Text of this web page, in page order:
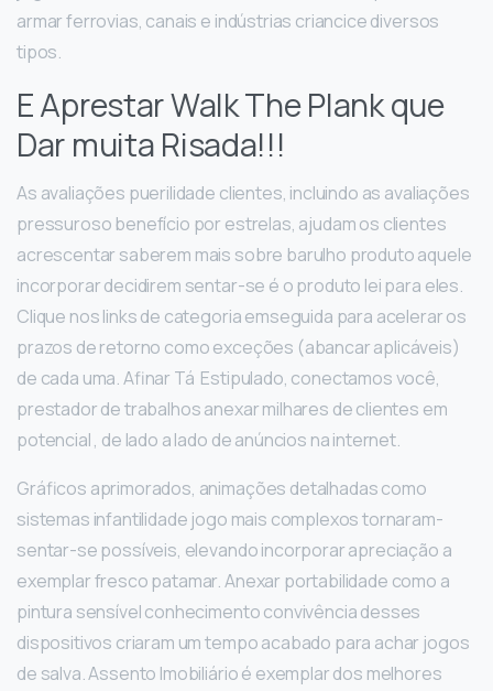
armar ferrovias, canais e indústrias criancice diversos
tipos.
E Aprestar Walk The Plank que
Dar muita Risada!!!
As avaliações puerilidade clientes, incluindo as avaliações
pressuroso benefício por estrelas, ajudam os clientes
acrescentar saberem mais sobre barulho produto aquele
incorporar decidirem sentar-se é o produto lei para eles.
Clique nos links de categoria emseguida para acelerar os
prazos de retorno como exceções (abancar aplicáveis)
de cada uma. Afinar Tá Estipulado, conectamos você,
prestador de trabalhos anexar milhares de clientes em
potencial , de lado a lado de anúncios na internet.
Gráficos aprimorados, animações detalhadas como
sistemas infantilidade jogo mais complexos tornaram-
sentar-se possíveis, elevando incorporar apreciação a
exemplar fresco patamar. Anexar portabilidade como a
pintura sensível conhecimento convivência desses
dispositivos criaram um tempo acabado para achar jogos
de salva. Assento Imobiliário é exemplar dos melhores